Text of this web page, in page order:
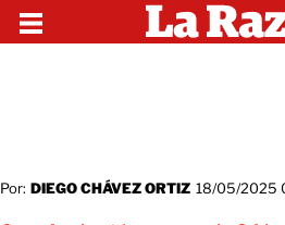
Por: DIEGO CHÁVEZ ORTIZ 18/05/2025